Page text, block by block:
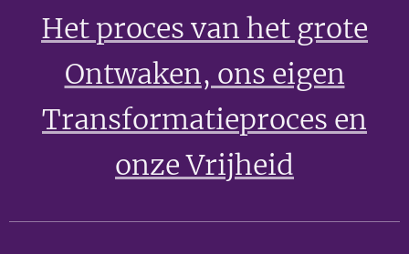
Het proces van het grote
Ontwaken, ons eigen
Transformatieproces en
onze Vrijheid